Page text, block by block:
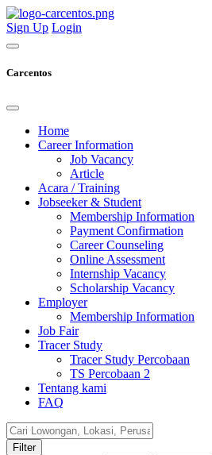
Sign Up Login
Carcentos
Home
Career Information
Job Vacancy
Article
Acara / Training
Jobseeker & Student
Membership Information
Payment Confirmation
Career Counseling
Online Assessment
Internship Vacancy
Scholarship Vacancy
Employer
Membership Information
Job Fair
Tracer Study
Tracer Study Percobaan
TS Percobaan 2
Tentang kami
FAQ
Filter